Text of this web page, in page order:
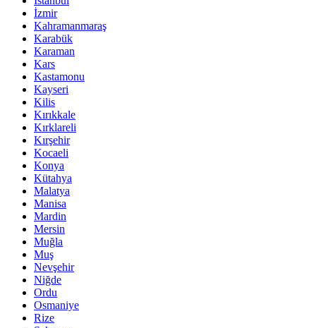
İzmir
Kahramanmaraş
Karabük
Karaman
Kars
Kastamonu
Kayseri
Kilis
Kırıkkale
Kırklareli
Kırşehir
Kocaeli
Konya
Kütahya
Malatya
Manisa
Mardin
Mersin
Muğla
Muş
Nevşehir
Niğde
Ordu
Osmaniye
Rize